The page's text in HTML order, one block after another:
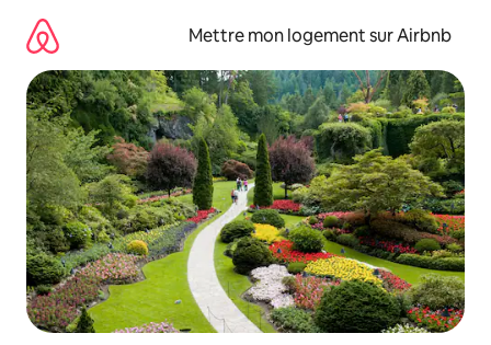
directement
contenu
Mettre mon logement sur Airbnb